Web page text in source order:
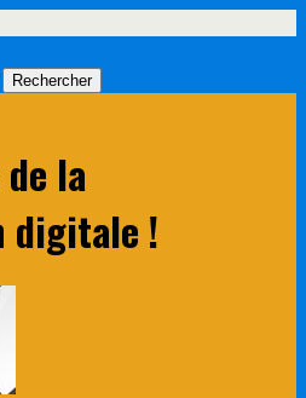
la
digitale !